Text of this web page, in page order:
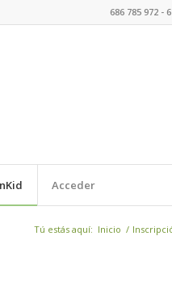
686 785 972 -
Acceder
Tú estás aquí: Inicio /